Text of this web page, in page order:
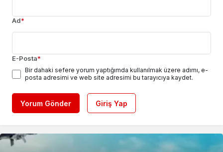
Ad*
E-Posta*
Bir dahaki sefere yorum yaptığımda kullanılmak üzere adımı, e-
posta adresimi ve web site adresimi bu tarayıcıya kaydet.
Yorum Gönder Giriş Yap